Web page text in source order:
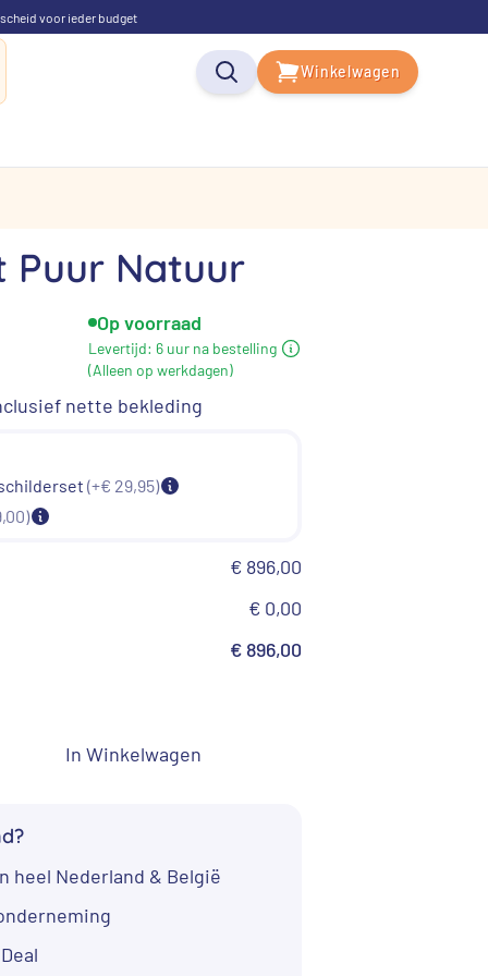
voor ieder budget
Winkelwagen
Aanbieding!
Puur Natuur
Op voorraad
Levertijd: 6 uur na bestelling
(Alleen op werkdagen)
nette bekleding
(+€ 29,95)
€ 896,00
€ 0,00
€ 896,00
In Winkelwagen
heel Nederland & België